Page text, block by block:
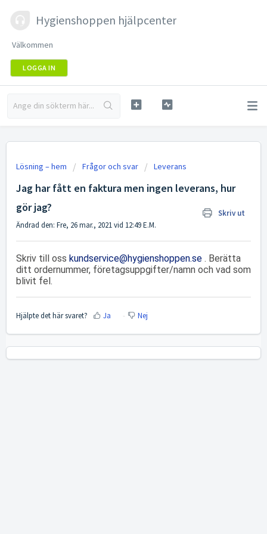
Hygienshoppen hjälpcenter
Välkommen
LOGGA IN
Lösning – hem Frågor och svar Leverans
Jag har fått en faktura men ingen leverans, hur
gör jag?
Skriv ut
Ändrad den: Fre, 26 mar., 2021 vid 12:49 E.M.
Skriv till oss kundservice@hygienshoppen.se . Berätta
ditt ordernummer, företagsuppgifter/namn och vad som
blivit fel.
Hjälpte det här svaret? Ja Nej